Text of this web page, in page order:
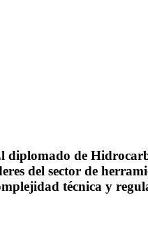
de
del sector de
técnica y